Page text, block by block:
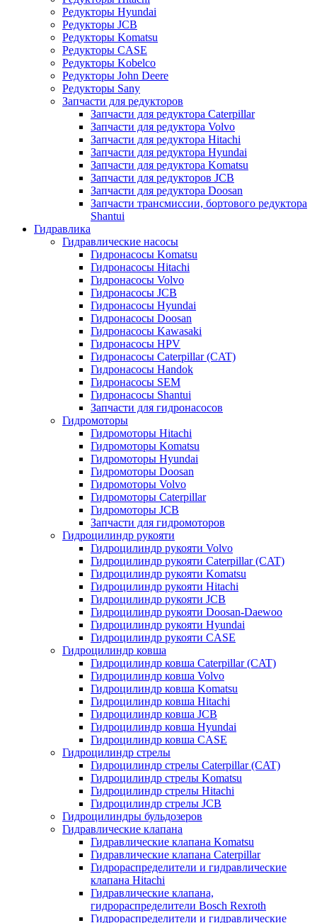
Редукторы Hyundai
Редукторы JCB
Редукторы Komatsu
Редукторы CASE
Редукторы Kobelco
Редукторы John Deere
Редукторы Sany
Запчасти для редукторов
Запчасти для редуктора Caterpillar
Запчасти для редуктора Volvo
Запчасти для редуктора Hitachi
Запчасти для редуктора Hyundai
Запчасти для редуктора Komatsu
Запчасти для редукторов JCB
Запчасти для редуктора Doosan
Запчасти трансмиссии, бортового редуктора
Shantui
Гидравлика
Гидравлические насосы
Гидронасосы Komatsu
Гидронасосы Hitachi
Гидронасосы Volvo
Гидронасосы JCB
Гидронасосы Hyundai
Гидронасосы Doosan
Гидронасосы Kawasaki
Гидронасосы HPV
Гидронасосы Caterpillar (CAT)
Гидронасосы Handok
Гидронасосы SEM
Гидронасосы Shantui
Запчасти для гидронасосов
Гидромоторы
Гидромоторы Hitachi
Гидромоторы Komatsu
Гидромоторы Hyundai
Гидромоторы Doosan
Гидромоторы Volvo
Гидромоторы Caterpillar
Гидромоторы JCB
Запчасти для гидромоторов
Гидроцилиндр рукояти
Гидроцилиндр рукояти Volvo
Гидроцилиндр рукояти Caterpillar (CAT)
Гидроцилиндр рукояти Komatsu
Гидроцилиндр рукояти Hitachi
Гидроцилиндр рукояти JCB
Гидроцилиндр рукояти Doosan-Daewoo
Гидроцилиндр рукояти Hyundai
Гидроцилиндр рукояти CASE
Гидроцилиндр ковша
Гидроцилиндр ковша Caterpillar (CAT)
Гидроцилиндр ковша Volvo
Гидроцилиндр ковша Komatsu
Гидроцилиндр ковша Hitachi
Гидроцилиндр ковша JCB
Гидроцилиндр ковша Hyundai
Гидроцилиндр ковша CASE
Гидроцилиндр стрелы
Гидроцилиндр стрелы Caterpillar (CAT)
Гидроцилиндр стрелы Komatsu
Гидроцилиндр стрелы Hitachi
Гидроцилиндр стрелы JCB
Гидроцилиндры бульдозеров
Гидравлические клапана
Гидравлические клапана Komatsu
Гидравлические клапана Caterpillar
Гидрораспределители и гидравлические
клапана Hitachi
Гидравлические клапана,
гидрораспределители Bosch Rexroth
Гидрораспределители и гидравлические